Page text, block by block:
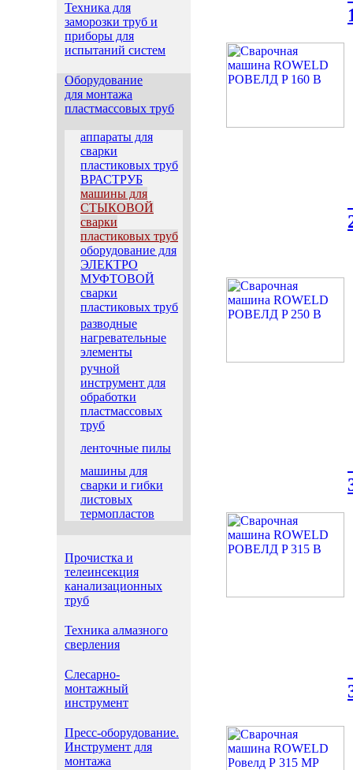
Техника для
заморозки труб и
приборы для
испытаний систем
Оборудование
для монтажа
пластмассовых труб
аппараты для
сварки
пластиковых труб
ВРАСТРУБ
машины для
СТЫКОВОЙ
сварки
пластиковых труб
оборудование для
ЭЛЕКТРО
МУФТОВОЙ
сварки
пластиковых труб
разводные
нагревательные
элементы
ручной
инструмент для
обработки
пластмассовых
труб
ленточные пилы
машины для
сварки и гибки
листовых
термопластов
Прочистка и
телеинсекция
канализационных
труб
Техника алмазного
сверления
Слесарно-
монтажный
инструмент
Пресс-оборудование.
Инструмент для
монтажа